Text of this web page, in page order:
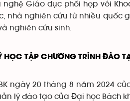
nghệ Giáo dục phối hợp với
nhà nghiên cứu từ nhiều quốc
nghiên cứu sinh.
HỌC TẬP CHƯƠNG TRÌNH ĐÀO
ngày 20 tháng 8 năm 2024
lý đào tạo của Đại học Bách